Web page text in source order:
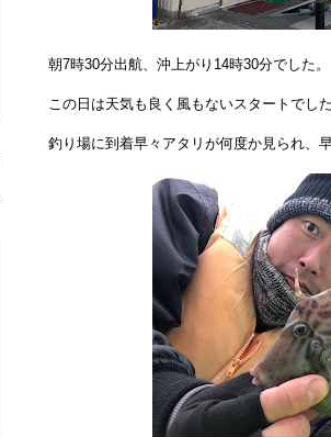
朝7時30分出航、沖上がり14時30分でした。
この日は天気も良く風もないスタートでし
釣り場に到着早々アタリが何度か見られ、